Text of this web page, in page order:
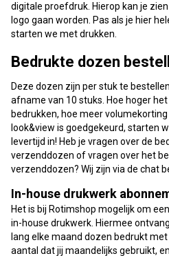
digitale proefdruk. Hierop kan je
logo gaan worden. Pas als je hier
starten we met drukken.
Bedrukte dozen
Deze dozen zijn per stuk te
afname van 10 stuks. Hoe hoger
bedrukken, hoe meer
look&view is goedgekeurd, starten
levertijd in! Heb je vragen over de
verzenddozen of vragen over het
verzenddozen? Wij zijn via de chat
In-house drukwerk
Het is bij Rotimshop mogelijk om
in-house drukwerk. Hiermee
lang elke maand dozen bedrukt
aantal dat jij maandelijks gebruikt,